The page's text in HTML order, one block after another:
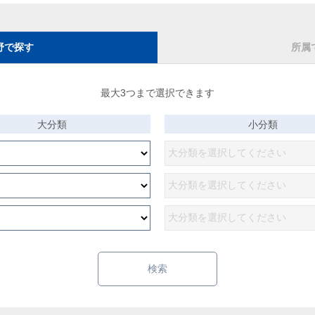
で探す 所属
最大3つまで選択できます
大分類 小分類
検索